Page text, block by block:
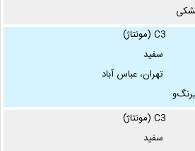
C3 (مونتاژ)
سفید
تهران، عباس آباد
۹۷کارکرد ۴۳۰۰۰بیرنگ‌و
C3 (مونتاژ)
سفید